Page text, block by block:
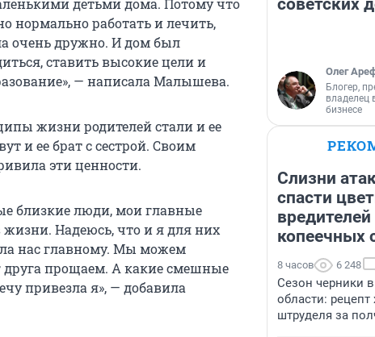
детьми дома. Потому что
нормально работать и лечить,
очень дружно. И дом был
ставить высокие цели и
— написала Малышева.
жизни родителей стали и ее
и ее брат с сестрой. Своим
эти ценности.
близкие люди, мои главные
Надеюсь, что и я для них
нас главному. Мы можем
друга прощаем. А какие смешные
привезла я», — добавила
советских
Олег
Блогер,
владелец
бизнесе
Слизни
спасти
копеечных
8 часов 6 248
Сезон черники
области: рецепт
штруделя за